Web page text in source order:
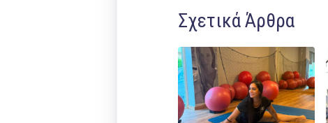
Σχετικά Άρθρα